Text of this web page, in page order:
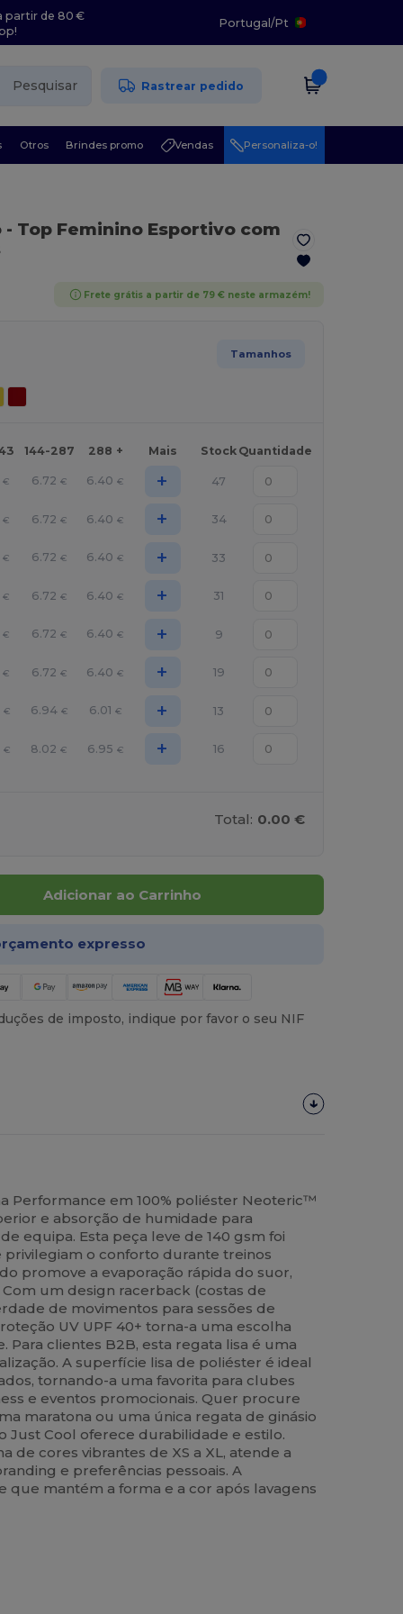
partir de 80 €
Portugal/Pt
Pesquisar Rastrear pedido
Otros Brindes promo Vendas Personaliza-o!
- Top Feminino Esportivo com
Frete grátis a partir de 79 € neste armazém!
Tamanhos
144-287 288 + Mais Stock Quantidade
€ 6.72 € 6.40 € + 47
€ 6.72 € 6.40 € + 34
€ 6.72 € 6.40 € + 33
€ 6.72 € 6.40 € + 31
€ 6.72 € 6.40 € + 9
€ 6.72 € 6.40 € + 19
€ 6.94 € 6.01 € + 13
€ 8.02 € 6.95 € + 16
Total: 0.00 €
Adicionar ao Carrinho
expresso
de imposto, indique por favor o seu NIF
Performance em 100% poliéster Neoteric™
e absorção de humidade para
equipa. Esta peça leve de 140 gsm foi
o conforto durante treinos
promove a evaporação rápida do suor,
um design racerback (costas de
de movimentos para sessões de
UV UPF 40+ torna-a uma escolha
Para clientes B2B, esta regata lisa é uma
A superfície lisa de poliéster é ideal
tornando-a uma favorita para clubes
e eventos promocionais. Quer procure
maratona ou uma única regata de ginásio
Just Cool oferece durabilidade e estilo.
de cores vibrantes de XS a XL, atende a
e preferências pessoais. A
que mantém a forma e a cor após lavagens